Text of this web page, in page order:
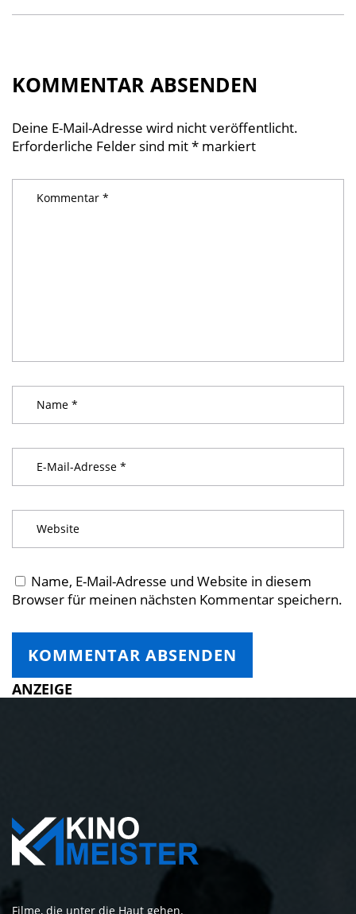
KOMMENTAR ABSENDEN
Deine E-Mail-Adresse wird nicht veröffentlicht.
Erforderliche Felder sind mit* markiert
Name, E-Mail-Adresse und Website in diesem
Browser für meinen nächsten Kommentar speichern.
ANZEIGE
Filme, die unter die Haut gehen.